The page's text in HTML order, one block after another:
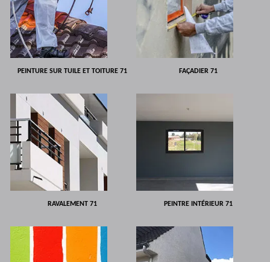
PEINTURE SUR TUILE ET TOITURE 71 FAÇADIER 71
RAVALEMENT 71 PEINTRE INTÉRIEUR 71